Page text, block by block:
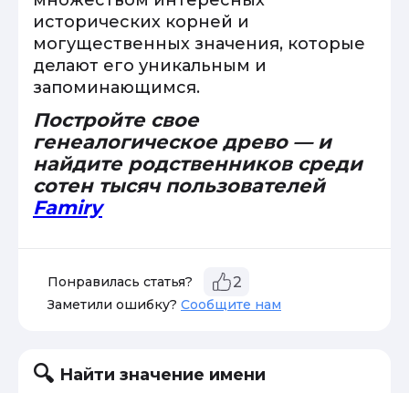
исторических корней и
могущественных значения, которые
делают его уникальным и
запоминающимся.
Постройте свое
генеалогическое древо — и
найдите родственников среди
сотен тысяч пользователей
Famiry
Понравилась статья? 2
Заметили ошибку? Сообщите нам
Найти значение имени